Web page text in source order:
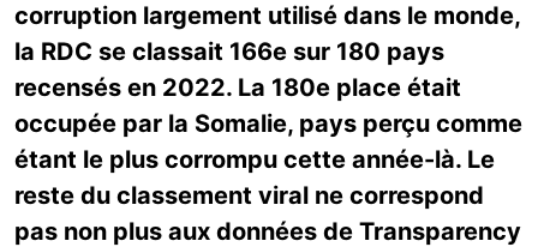
corruption largement utilisé dans le monde,
la RDC se classait 166e sur 180 pays
recensés en 2022. La 180e place était
occupée par la Somalie, pays perçu comme
étant le plus corrompu cette année-là. Le
reste du classement viral ne correspond
pas non plus aux données de Transparency